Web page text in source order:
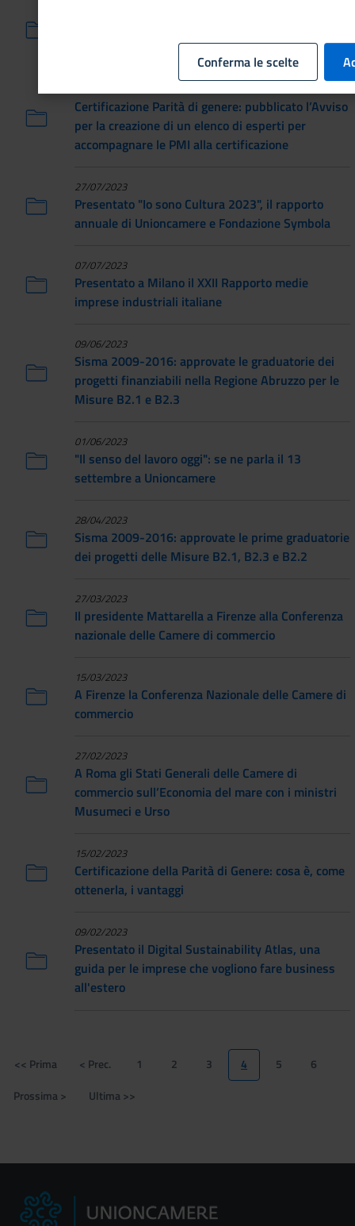
senso del lavoro oggi
Certificazione Parità di genere: pubblicato l’Avviso
per la creazione di un elenco di esperti per
accompagnare le PMI alla certificazione
27/07/2023
Presentato "Io sono Cultura 2023", il rapporto
annuale di Unioncamere e Fondazione Symbola
07/07/2023
Presentato a Milano il XXII Rapporto medie
imprese industriali italiane
09/06/2023
Sisma 2009-2016: approvate le graduatorie dei
progetti finanziabili nella Regione Abruzzo per le
Misure B2.1 e B2.3
01/06/2023
"Il senso del lavoro oggi": se ne parla il 13
settembre a Unioncamere
28/04/2023
Sisma 2009-2016: approvate le prime graduatorie
dei progetti delle Misure B2.1, B2.3 e B2.2
27/03/2023
Il presidente Mattarella a Firenze alla Conferenza
nazionale delle Camere di commercio
15/03/2023
A Firenze la Conferenza Nazionale delle Camere di
commercio
27/02/2023
A Roma gli Stati Generali delle Camere di
commercio sull’Economia del mare con i ministri
Musumeci e Urso
15/02/2023
Certificazione della Parità di Genere: cosa è, come
ottenerla, i vantaggi
09/02/2023
Presentato il Digital Sustainability Atlas, una
guida per le imprese che vogliono fare business
all'estero
Paginazione
Prima
<< Prima Pagina
< Prec. Page
1 Page
2 Page
3 Pagina
attuale
4 Page
5 Page
6
Pagina
Prossima > Ultima
Ultima >>
Conferma le scelte